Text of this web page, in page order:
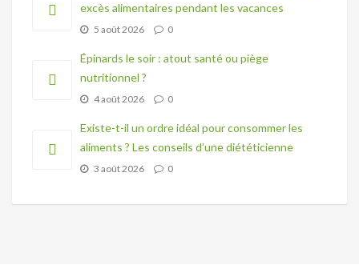
excès alimentaires pendant les vacances
5 août 2026 0
Épinards le soir : atout santé ou piège
nutritionnel ?
4 août 2026 0
Existe-t-il un ordre idéal pour consommer les
aliments ? Les conseils d’une diététicienne
3 août 2026 0